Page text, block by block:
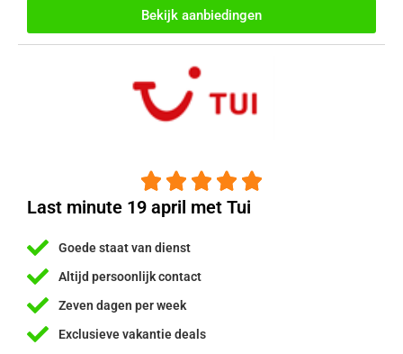
Bekijk aanbiedingen
    
Last minute 19 april met Tui
Goede staat van dienst
Altijd persoonlijk contact
Zeven dagen per week
Exclusieve vakantie deals